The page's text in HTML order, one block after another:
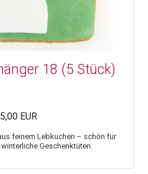
18 (5 Stück)
EUR
feinem Lebkuchen – schön für
Geschenktüten.